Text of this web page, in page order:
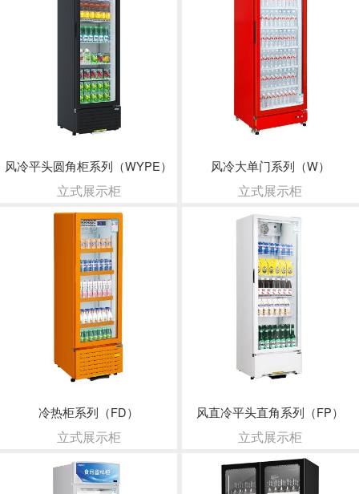
风冷平头圆角柜系列（WYPE）
立式展示柜
风冷大单门系列（W）
立式展示柜
冷热柜系列（FD）
立式展示柜
风直冷平头直角系列（FP）
立式展示柜